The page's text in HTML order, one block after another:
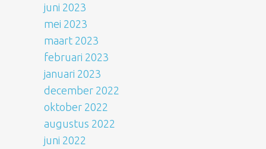
juni 2023
mei 2023
maart 2023
februari 2023
januari 2023
december 2022
oktober 2022
augustus 2022
juni 2022